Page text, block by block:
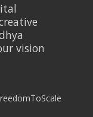
vision